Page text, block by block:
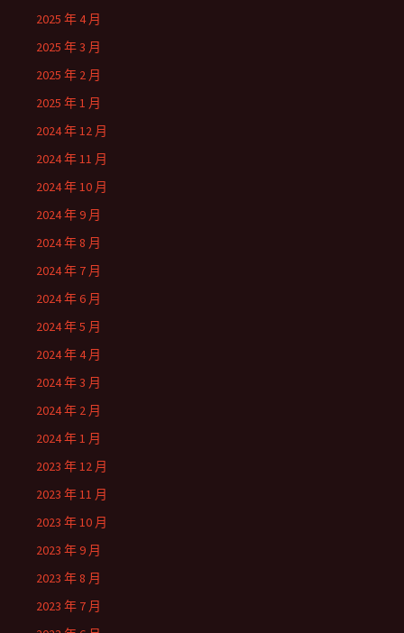
2025 年 4 月
2025 年 3 月
2025 年 2 月
2025 年 1 月
2024 年 12 月
2024 年 11 月
2024 年 10 月
2024 年 9 月
2024 年 8 月
2024 年 7 月
2024 年 6 月
2024 年 5 月
2024 年 4 月
2024 年 3 月
2024 年 2 月
2024 年 1 月
2023 年 12 月
2023 年 11 月
2023 年 10 月
2023 年 9 月
2023 年 8 月
2023 年 7 月